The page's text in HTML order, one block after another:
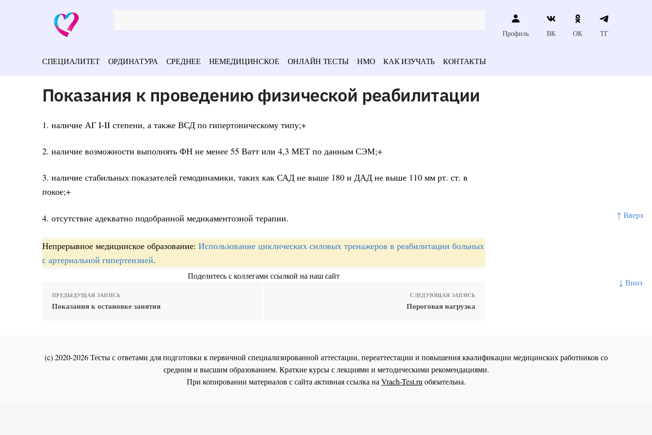
↑ Вверх
↓ Вниз
Профиль ВК ОК ТГ
СПЕЦИАЛИТЕТ ОРДИНАТУРА СРЕДНЕЕ НЕМЕДИЦИНСКОЕ ОНЛАЙН ТЕСТЫ НМО КАК ИЗУЧАТЬ КОНТАКТЫ
Показания к проведению физической реабилитации
1. наличие АГ I-II степени, а также ВСД по гипертоническому типу;+
2. наличие возможности выполнять ФН не менее 55 Ватт или 4,3 МЕТ по данным СЭМ;+
3. наличие стабильных показателей гемодинамики, таких как САД не выше 180 и ДАД не выше 110 мм рт. ст. в
покое;+
4. отсутствие адекватно подобранной медикаментозной терапии.
Непрерывное медицинское образование: Использование циклических силовых тренажеров в реабилитации больных
с артериальной гипертензией.
Поделитесь с коллегами ссылкой на наш сайт
ПРЕДЫДУЩАЯ ЗАПИСЬ
Показания к остановке занятия
СЛЕДУЮЩАЯ ЗАПИСЬ
Пороговая нагрузка
(c) 2020-2026 Тесты с ответами для подготовки к первичной специализированной аттестации, переаттестации и повышения квалификации медицинских работников со
средним и высшим образованием. Краткие курсы с лекциями и методическими рекомендациями.
При копировании материалов с сайта активная ссылка наVrach-Test.ruобязательна.